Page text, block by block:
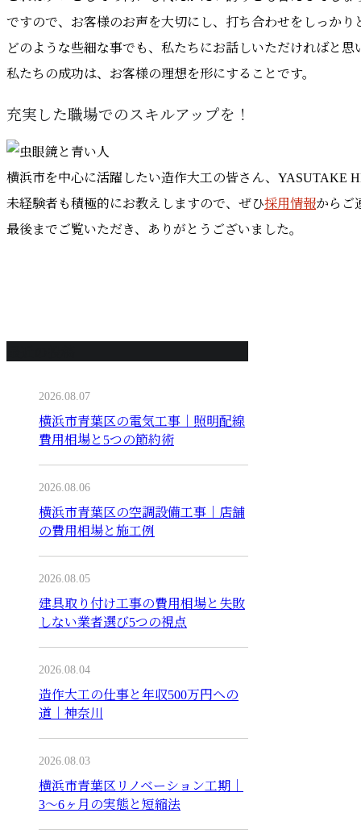
ですので、お客様のお声を大切にし、打ち合わせをしっかり
どのような些細な事でも、私たちにお話しいただければと思
私たちの成功は、お客様の理想を形にすることです。
充実した職場でのスキルアップを！
横浜市を中心に活躍したい造作大工の皆さん、YASUTAKE
未経験者も積極的にお教えしますので、ぜひ採用情報からご
最後までご覧いただき、ありがとうございました。
2026.08.07
横浜市青葉区の電気工事｜照明配線
費用相場と5つの節約術
2026.08.06
横浜市青葉区の空調設備工事｜店舗
の費用相場と施工例
2026.08.05
建具取り付け工事の費用相場と失敗
しない業者選び5つの視点
2026.08.04
造作大工の仕事と年収500万円への
道｜神奈川
2026.08.03
横浜市青葉区リノベーション工期｜
3〜6ヶ月の実態と短縮法